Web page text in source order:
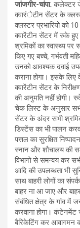
ce
b
o
o
k
tt
er s
p
p
जांजगीर-चांपा. कलेक्टर
क्वारंेटीन सेंटर के
क्लस्टर प्रभारियो को
क्वारेंटीन सेंटर में रुके हुए
श्रमिकों का स्वास्थ्य पर
किए गए बच्चे, गर्भवती
उनको आवश्यक दवाई
कराना होगा। इसके लिए
क्वारेंटीन सेंटर के
की अनुमति नहीं होगी।
चेक लिस्ट के अनुसार
सेंटर के अंदर सभी
डिस्टेंस का भी पालन
पत्तल का सुरक्षित
स्नान और शौचालय की
विभागो से समन्वय कर
आदि की उपलब्धता भी
साथ बाहरी लोगों का
बाहर ना आ जाए और
संबंधित क्षेत्र के गांव में
करवाना होगा। कंटेनमेंट
बैरिकेटिंग कर आवागमन